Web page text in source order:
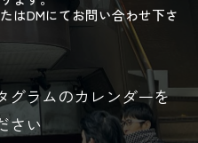
はDMにてお問い合わせ下さ
グラムのカレンダーを
さい